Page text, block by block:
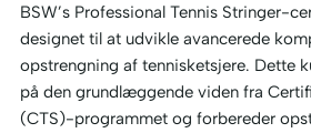
BSW’s Professional Tennis Stringer-
designet til at udvikle avancerede
opstrengning af tennisketsjere. Dette
på den grundlæggende viden fra
(CTS)-programmet og forbereder